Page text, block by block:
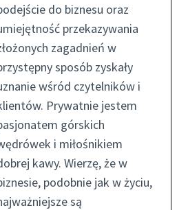
do biznesu oraz
przekazywania
zagadnień w
sposób zyskały
wśród czytelników i
Prywatnie jestem
górskich
i miłośnikiem
kawy. Wierzę, że w
podobnie jak w życiu,
są